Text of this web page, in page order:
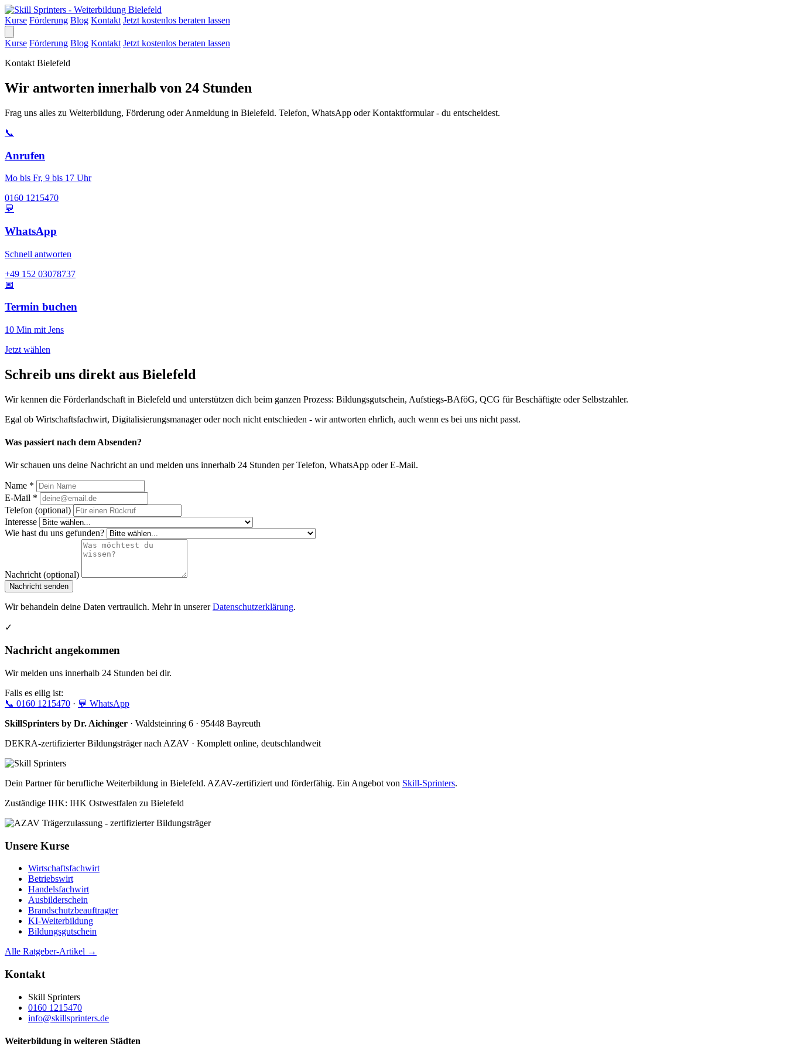
Kurse Förderung Blog Kontakt Jetzt kostenlos beraten lassen
Kurse Förderung Blog Kontakt Jetzt kostenlos beraten lassen
Kontakt Bielefeld
Wir antworten innerhalb von 24 Stunden
Frag uns alles zu Weiterbildung, Förderung oder Anmeldung in Bielefeld. Telefon, WhatsApp oder Kontaktformular - du entscheidest.
📞
Anrufen
Mo bis Fr, 9 bis 17 Uhr
0160 1215470
💬
WhatsApp
Schnell antworten
+49 152 03078737
📅
Termin buchen
10 Min mit Jens
Jetzt wählen
Schreib uns direkt aus Bielefeld
Wir kennen die Förderlandschaft in Bielefeld und unterstützen dich beim ganzen Prozess: Bildungsgutschein, Aufstiegs-BAföG, QCG für Beschäftigte oder Selbstzahler.
Egal ob Wirtschaftsfachwirt, Digitalisierungsmanager oder noch nicht entschieden - wir antworten ehrlich, auch wenn es bei uns nicht passt.
Was passiert nach dem Absenden?
Wir schauen uns deine Nachricht an und melden uns innerhalb 24 Stunden per Telefon, WhatsApp oder E-Mail.
Name *
E-Mail *
Telefon (optional)
Interesse
Wie hast du uns gefunden?
Nachricht (optional)
Nachricht senden
Wir behandeln deine Daten vertraulich. Mehr in unsererDatenschutzerklärung.
✓
Nachricht angekommen
Wir melden uns innerhalb 24 Stunden bei dir.
Falls es eilig ist:
📞 0160 1215470 · 💬 WhatsApp
SkillSprinters by Dr. Aichinger · Waldsteinring 6 · 95448 Bayreuth
DEKRA-zertifizierter Bildungsträger nach AZAV · Komplett online, deutschlandweit
Dein Partner für berufliche Weiterbildung in Bielefeld. AZAV-zertifiziert und förderfähig. Ein Angebot von Skill-Sprinters.
Zuständige IHK: IHK Ostwestfalen zu Bielefeld
Unsere Kurse
Wirtschaftsfachwirt
Betriebswirt
Handelsfachwirt
Ausbilderschein
Brandschutzbeauftragter
KI-Weiterbildung
Bildungsgutschein
Alle Ratgeber-Artikel →
Kontakt
Skill Sprinters
0160 1215470
info@skillsprinters.de
Weiterbildung in weiteren Städten